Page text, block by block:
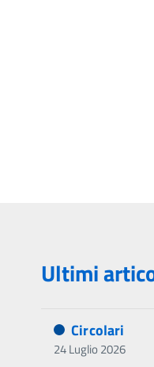
Ultimi
Circolari
24 Luglio 2026